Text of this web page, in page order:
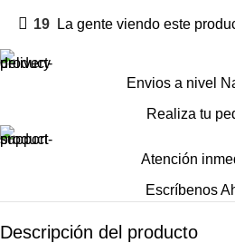
19 La gente viendo este
Envios a nivel
Realiza tu
Atención
Escríbenos
Descripción del producto